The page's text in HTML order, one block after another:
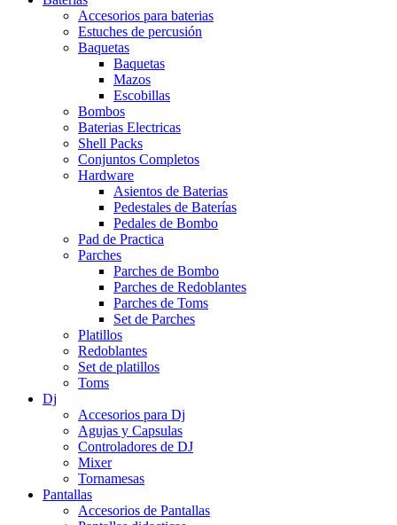
Accesorios para baterias
Estuches de percusión
Baquetas
Baquetas
Mazos
Escobillas
Bombos
Baterias Electricas
Shell Packs
Conjuntos Completos
Hardware
Asientos de Baterias
Pedestales de Baterías
Pedales de Bombo
Pad de Practica
Parches
Parches de Bombo
Parches de Redoblantes
Parches de Toms
Set de Parches
Platillos
Redoblantes
Set de platillos
Toms
Dj
Accesorios para Dj
Agujas y Capsulas
Controladores de DJ
Mixer
Tornamesas
Pantallas
Accesorios de Pantallas